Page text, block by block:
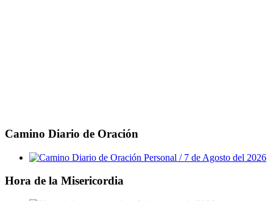
Camino Diario de Oración
Hora de la Misericordia